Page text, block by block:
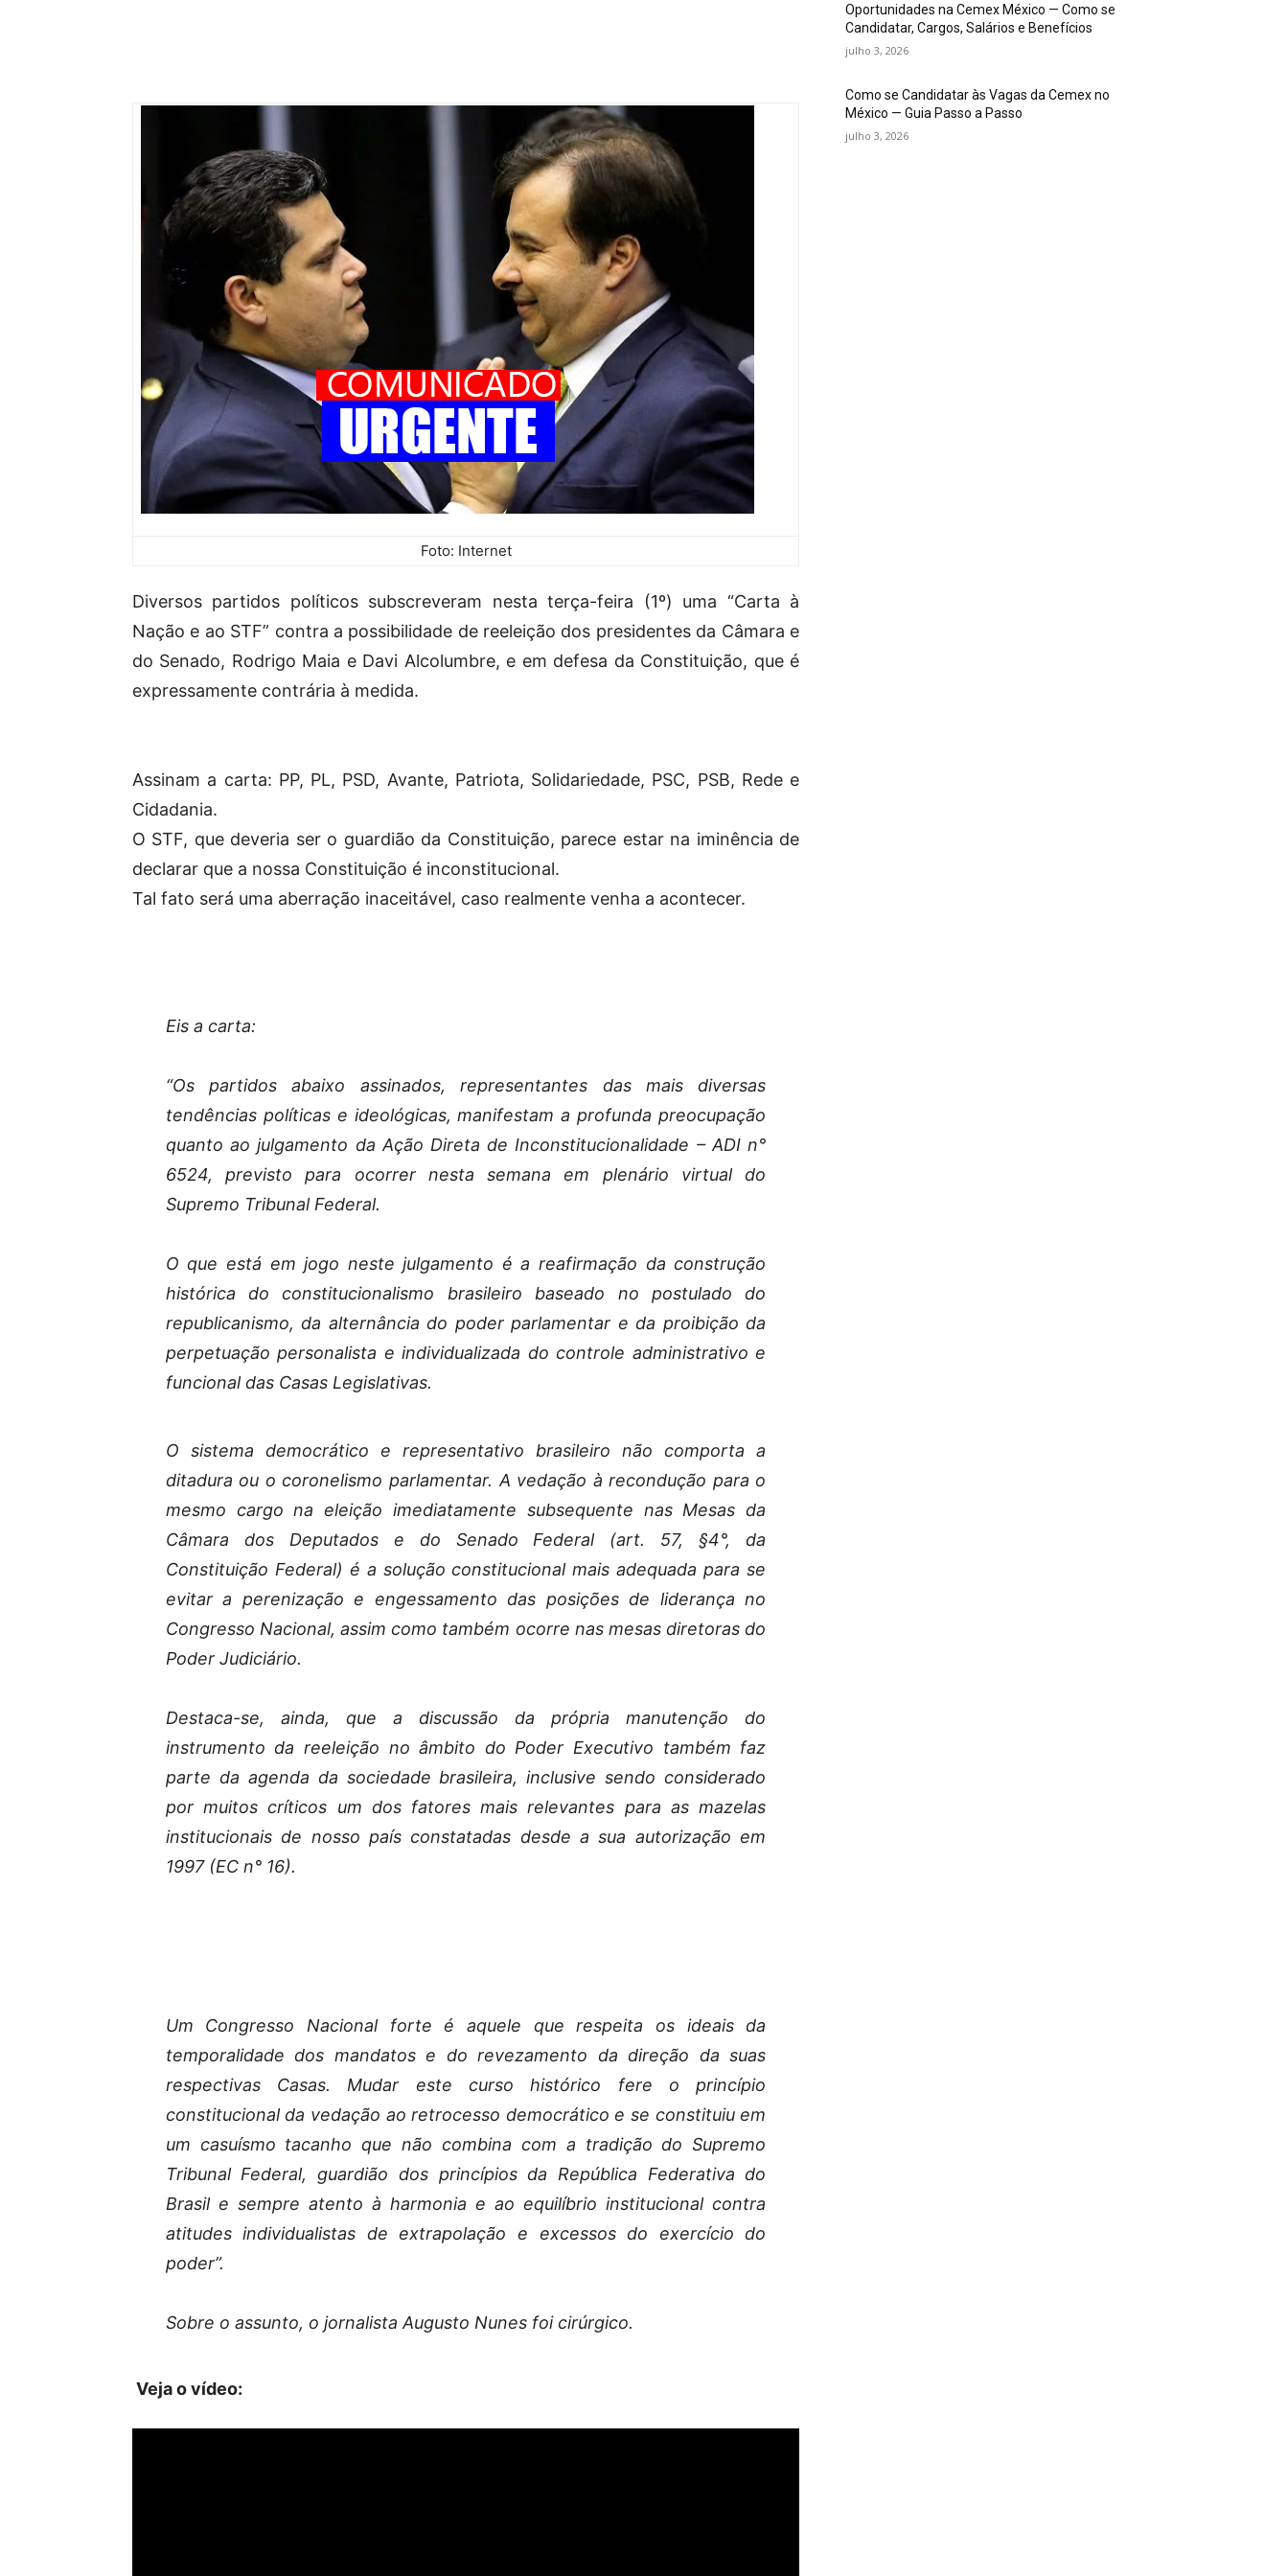
Foto: Internet
Diversos partidos políticos subscreveram nesta terça-feira (1º) uma “Carta à
Nação e ao STF” contra a possibilidade de reeleição dos presidentes da Câmara e
do Senado, Rodrigo Maia e Davi Alcolumbre, e em defesa da Constituição, que é
expressamente contrária à medida.
Assinam a carta: PP, PL, PSD, Avante, Patriota, Solidariedade, PSC, PSB, Rede e
Cidadania.
O STF, que deveria ser o guardião da Constituição, parece estar na iminência de
declarar que a nossa Constituição é inconstitucional.
Tal fato será uma aberração inaceitável, caso realmente venha a acontecer.
Eis a carta:
“Os partidos abaixo assinados, representantes das mais diversas
tendências políticas e ideológicas, manifestam a profunda preocupação
quanto ao julgamento da Ação Direta de Inconstitucionalidade – ADI n°
6524, previsto para ocorrer nesta semana em plenário virtual do
Supremo Tribunal Federal.
O que está em jogo neste julgamento é a reafirmação da construção
histórica do constitucionalismo brasileiro baseado no postulado do
republicanismo, da alternância do poder parlamentar e da proibição da
perpetuação personalista e individualizada do controle administrativo e
funcional das Casas Legislativas.
O sistema democrático e representativo brasileiro não comporta a
ditadura ou o coronelismo parlamentar. A vedação à recondução para o
mesmo cargo na eleição imediatamente subsequente nas Mesas da
Câmara dos Deputados e do Senado Federal (art. 57, §4°, da
Constituição Federal) é a solução constitucional mais adequada para se
evitar a perenização e engessamento das posições de liderança no
Congresso Nacional, assim como também ocorre nas mesas diretoras do
Poder Judiciário.
Destaca-se, ainda, que a discussão da própria manutenção do
instrumento da reeleição no âmbito do Poder Executivo também faz
parte da agenda da sociedade brasileira, inclusive sendo considerado
por muitos críticos um dos fatores mais relevantes para as mazelas
institucionais de nosso país constatadas desde a sua autorização em
1997 (EC n° 16).
Um Congresso Nacional forte é aquele que respeita os ideais da
temporalidade dos mandatos e do revezamento da direção da suas
respectivas Casas. Mudar este curso histórico fere o princípio
constitucional da vedação ao retrocesso democrático e se constituiu em
um casuísmo tacanho que não combina com a tradição do Supremo
Tribunal Federal, guardião dos princípios da República Federativa do
Brasil e sempre atento à harmonia e ao equilíbrio institucional contra
atitudes individualistas de extrapolação e excessos do exercício do
poder”.
Sobre o assunto, o jornalista Augusto Nunes foi cirúrgico.
Veja o vídeo:
Oportunidades na Cemex México — Como se
Candidatar, Cargos, Salários e Benefícios
julho 3, 2026
Como se Candidatar às Vagas da Cemex no
México — Guia Passo a Passo
julho 3, 2026